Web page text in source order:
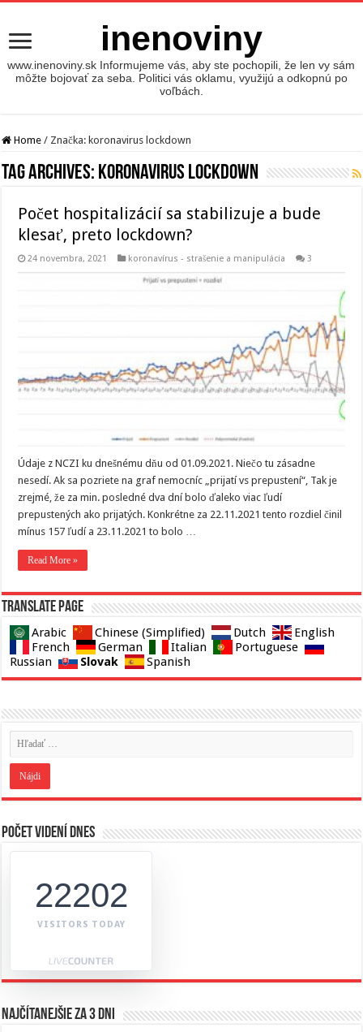
inenoviny
www.inenoviny.sk Informujeme vás, aby ste pochopili, že len vy sám
môžte bojovať za seba. Politici vás oklamu, využijú a odkopnú po
voľbách.
Home / Značka: koronavirus lockdown
Tag Archives: koronavirus lockdown
Počet hospitalizácií sa stabilizuje a bude
klesať, preto lockdown?
24 novembra, 2021 koronavírus - strašenie a manipulácia 3
Údaje z NCZI ku dnešnému dňu od 01.09.2021. Niečo tu zásadne
nesedí. Ak sa pozriete na graf nemocníc „prijatí vs prepustení“, Tak je
zrejmé, že za min. posledné dva dní bolo ďaleko viac ľudí
prepustených ako prijatých. Konkrétne za 22.11.2021 tento rozdiel činil
mínus 157 ľudí a 23.11.2021 to bolo …
Read More »
Translate page
Arabic Chinese (Simplified) Dutch
English
French
German Italian
Portuguese
Russian
Slovak Spanish
Počet videní dnes
22202
VISITORS TODAY
Najčítanejšie za 3 dni